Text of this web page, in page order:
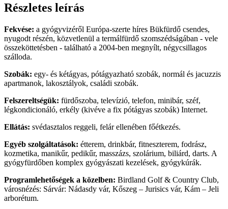
Részletes leírás
Fekvése: a gyógyvizéről Európa-szerte híres Bükfürdő csendes,
nyugodt részén, közvetlenül a termálfürdő szomszédságában - vele
összeköttetésben - található a 2004-ben megnyílt, négycsillagos
szálloda.
Szobák: egy- és kétágyas, pótágyazható szobák, normál és jacuzzis
apartmanok, lakosztályok, családi szobák.
Felszereltségük: fürdőszoba, televízió, telefon, minibár, széf,
légkondicionáló, erkély (kivéve a fix pótágyas szobák) Internet.
Ellátás: svédasztalos reggeli, felár ellenében főétkezés.
Egyéb szolgáltatások: étterem, drinkbár, fitneszterem, fodrász,
kozmetika, manikűr, pedikűr, masszázs, szolárium, biliárd, darts. A
gyógyfürdőben komplex gyógyászati kezelések, gyógykúrák.
Programlehetőségek a közelben: Birdland Golf & Country Club,
városnézés: Sárvár: Nádasdy vár, Kőszeg – Jurisics vár, Kám – Jeli
arborétum.